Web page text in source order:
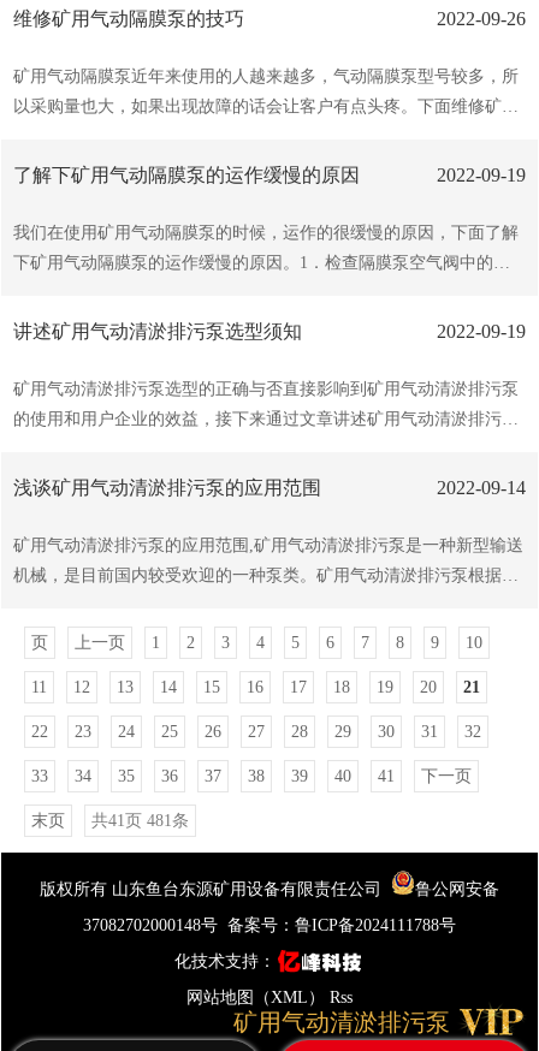
而且使用、移动、安装方便，少维修，稳定。处理及一切工程污水...
度。2.工程塑料材质：我们先考虑，工程塑料的温度。丁睛橡胶和氯
丁橡胶的好在这个温度之间抽介质)。四氟和F46膜片：180℃左右(其
实这个温度值大家不要管他，因为矿用气动清淤排污泵180℃里面的
过氟橡胶本身...
2022-09-26
维修矿用气动隔膜泵的技巧
矿用气动隔膜泵近年来使用的人越来越多，气动隔膜泵型号较多，所
以采购量也大，如果出现故障的话会让客户有点头疼。下面维修矿用
分别标上记号以助于后续的再组装动作。2.使用扳手将连接出口管与
检查泵的其他备件有磨损、化学腐蚀、裂痕等现象3.使用扳手将液室
和泵的中间体分开，拆除液室即可看到膜片及膜片夹板。4.使用工具
使用夹钳（加垫木板）将轴与膜片装置分开，检查轴、...
2022-09-19
了解下矿用气动隔膜泵的运作缓慢的原因
我们在使用矿用气动隔膜泵的时候，运作的很缓慢的原因，下面了解
下矿用气动隔膜泵的运作缓慢的原因。1．检查隔膜泵空气阀中的活
有杂质。 3．检查隔膜泵空气阀是否磨损，必要时换 新的零件。
且空气会从空气出口端排掉。 5．检查隔膜泵空气阀是否卡住，用
清洁液清洗空气阀。 6．检查润滑油的种类。添加的润滑油如果建
有所了解了，欢迎大家前来我们公司选购！...
2022-09-19
讲述矿用气动清淤排污泵选型须知
矿用气动清淤排污泵选型的正确与否直接影响到矿用气动清淤排污泵
的使用和用户企业的效益，接下来通过文章讲述矿用气动清淤排污泵
可请专门技术人员，以获得满意的。二、如果需要我们协助选型，请
气时间；3、真空系统（或真空罐）的体积；4、被抽气体介质的名
称、温度、及浓度；5、是否燃爆和有气体及其酸碱度；6、泵排出的
件有无特殊要求等。以上是矿用气动清淤排污泵选型须知，对此你有
什么不了解的，欢迎随时联系我们。...
2022-09-14
浅谈矿用气动清淤排污泵的应用范围
矿用气动清淤排污泵的应用范围,矿用气动清淤排污泵是一种新型输送
机械，是目前国内较受欢迎的一种泵类。矿用气动清淤排污泵根据不
氯丁橡胶等材料制作。可以满足不同用户的需要，安置在各种特殊的
环境下，用来抽送各种常规泵不能输送的介质。一些行业中，像环
保、排污、废水处理、建筑行业中正在逐渐占据主要地位，并具有其
他泵无法替代的。在易燃易爆的环境中用气动泵可以降低成本，矿用
产生火花，流体也不会过热。如您有需要矿用气动清淤排污泵的可以
电话联系或者是登我们的网站，欢迎大家的光临，期待与您...
页 上一页 1 2 3 4 5 6 7 8 9 10
11 12 13 14 15 16 17 18 19 20 21
22 23 24 25 26 27 28 29 30 31 32
33 34 35 36 37 38 39 40 41 下一页
末页 共41页 481条
版权所有 山东鱼台东源矿用设备有限责任公司
鲁公网安备
37082702000148号 备案号： 鲁ICP备2024111788号
化技术支持：
网站地图（XML）
Rss
矿用气动清淤排污泵